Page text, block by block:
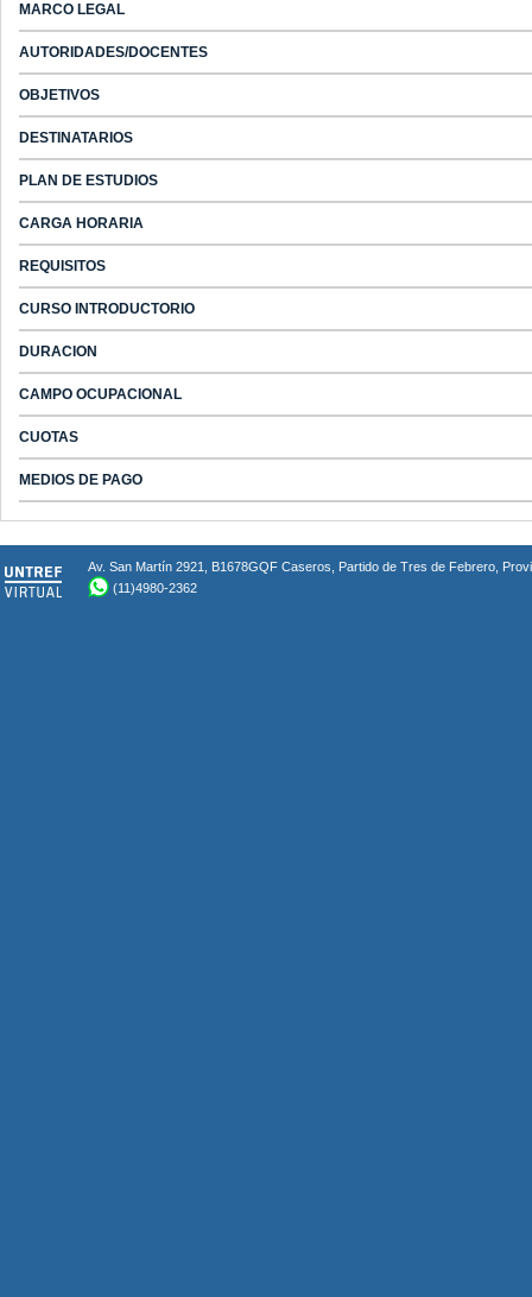
MARCO LEGAL
AUTORIDADES/DOCENTES
OBJETIVOS
DESTINATARIOS
PLAN DE ESTUDIOS
CARGA HORARIA
REQUISITOS
CURSO INTRODUCTORIO
DURACION
CAMPO OCUPACIONAL
CUOTAS
MEDIOS DE PAGO
Av. San Martín 2921, B1678GQF Caseros, Partido de Tres de Febrero,
(11)4980-2362